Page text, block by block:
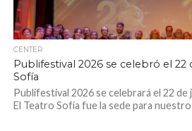
CENTER
Publifestival 2026 se celebró el 22
Sofía
Publifestival 2026 se celebrará el 22
El Teatro Sofía fue la sede para